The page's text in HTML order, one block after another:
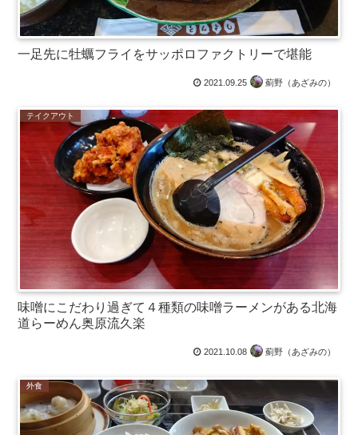
一足先に牡蠣フライをサッポロファクトリーで堪能
2021.09.25 薊野（あざみの）
テイクアウト
味噌にこだわり過ぎて４種類の味噌ラーメンがある北海
道らーめん奥原流久楽
2021.10.08 薊野（あざみの）
外食